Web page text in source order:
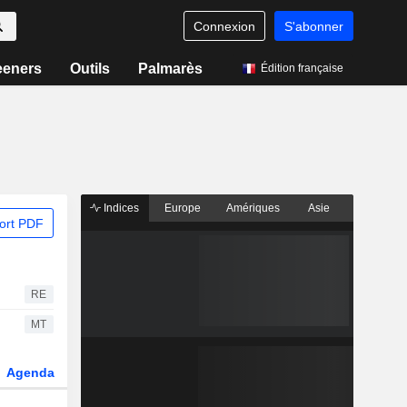
Connexion S'abonner
Outils Palmarès Édition française
PDF
RE
MT
Agenda
Indices Europe Amériques Asie